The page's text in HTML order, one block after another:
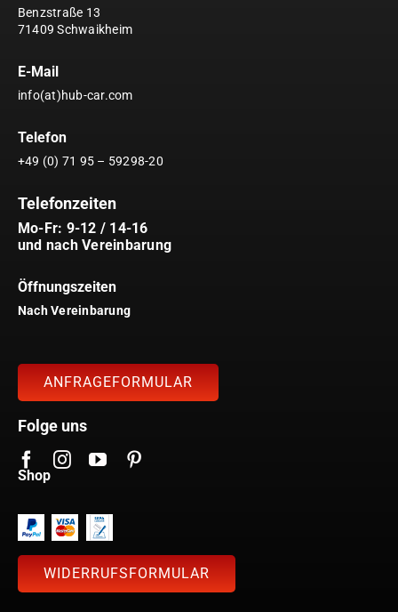
Benzstraße 13
71409 Schwaikheim
E-Mail
info(at)hub-car.com
Telefon
+49 (0) 71 95 – 59298-20
Telefonzeiten
Mo-Fr: 9-12 / 14-16
und nach Vereinbarung
Öffnungszeiten
Nach Vereinbarung
ANFRAGEFORMULAR
Folge uns
Shop
WIDERRUFSFORMULAR